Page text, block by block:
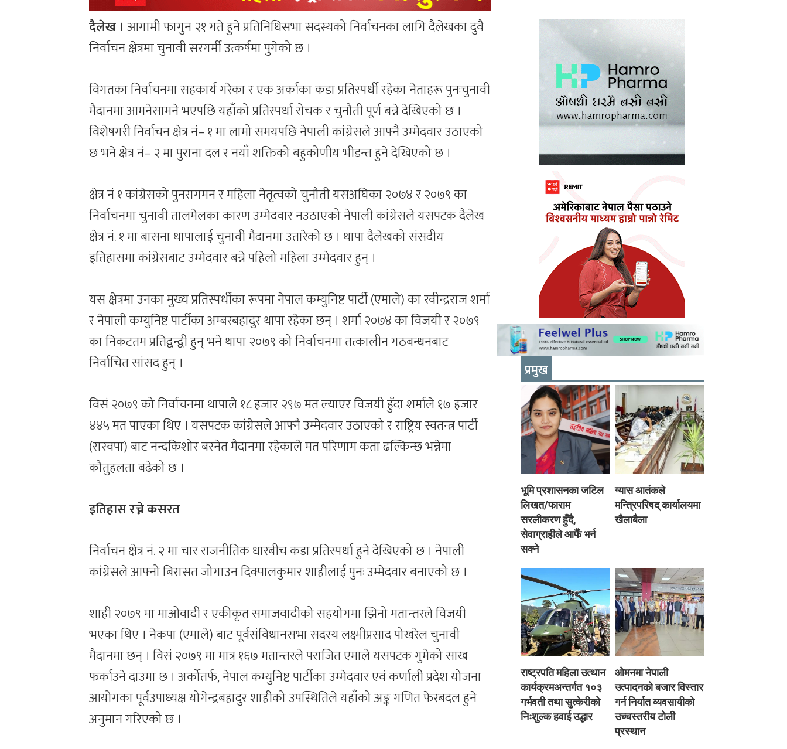
दैलेख । आगामी फागुन २१ गते हुने प्रतिनिधिसभा सदस्यको निर्वाचनका लागि दैलेखका दुवै
निर्वाचन क्षेत्रमा चुनावी सरगर्मी उत्कर्षमा पुगेको छ ।
विगतका निर्वाचनमा सहकार्य गरेका र एक अर्काका कडा प्रतिस्पर्धी रहेका नेताहरू पुनःचुनावी
मैदानमा आमनेसामने भएपछि यहाँको प्रतिस्पर्धा रोचक र चुनौती पूर्ण बन्ने देखिएको छ ।
विशेषगरी निर्वाचन क्षेत्र नं– १ मा लामो समयपछि नेपाली कांग्रेसले आफ्नै उम्मेदवार उठाएको
छ भने क्षेत्र नं– २ मा पुराना दल र नयाँ शक्तिको बहुकोणीय भीडन्त हुने देखिएको छ ।
क्षेत्र नं १ कांग्रेसको पुनरागमन र महिला नेतृत्वको चुनौती यसअघिका २०७४ र २०७९ का
निर्वाचनमा चुनावी तालमेलका कारण उम्मेदवार नउठाएको नेपाली कांग्रेसले यसपटक दैलेख
क्षेत्र नं. १ मा बासना थापालाई चुनावी मैदानमा उतारेको छ । थापा दैलेखको संसदीय
इतिहासमा कांग्रेसबाट उम्मेदवार बन्ने पहिलो महिला उम्मेदवार हुन् ।
यस क्षेत्रमा उनका मुख्य प्रतिस्पर्धीका रूपमा नेपाल कम्युनिष्ट पार्टी (एमाले) का रवीन्द्रराज शर्मा
र नेपाली कम्युनिष्ट पार्टीका अम्बरबहादुर थापा रहेका छन् । शर्मा २०७४ का विजयी र २०७९
का निकटतम प्रतिद्वन्द्वी हुन् भने थापा २०७९ को निर्वाचनमा तत्कालीन गठबन्धनबाट
निर्वाचित सांसद हुन् ।
विसं २०७९ को निर्वाचनमा थापाले १८ हजार २९७ मत ल्याएर विजयी हुँदा शर्माले १७ हजार
४४५ मत पाएका थिए । यसपटक कांग्रेसले आफ्नै उम्मेदवार उठाएको र राष्ट्रिय स्वतन्त्र पार्टी
(रास्वपा) बाट नन्दकिशोर बस्नेत मैदानमा रहेकाले मत परिणाम कता ढल्किन्छ भन्नेमा
कौतुहलता बढेको छ ।
इतिहास रच्ने कसरत
निर्वाचन क्षेत्र नं. २ मा चार राजनीतिक धारबीच कडा प्रतिस्पर्धा हुने देखिएको छ । नेपाली
कांग्रेसले आफ्नो बिरासत जोगाउन दिक्पालकुमार शाहीलाई पुनः उम्मेदवार बनाएको छ ।
शाही २०७९ मा माओवादी र एकीकृत समाजवादीको सहयोगमा झिनो मतान्तरले विजयी
भएका थिए । नेकपा (एमाले) बाट पूर्वसंविधानसभा सदस्य लक्ष्मीप्रसाद पोखरेल चुनावी
मैदानमा छन् । विसं २०७९ मा मात्र १६७ मतान्तरले पराजित एमाले यसपटक गुमेको साख
फर्काउने दाउमा छ । अर्कोतर्फ, नेपाल कम्युनिष्ट पार्टीका उम्मेदवार एवं कर्णाली प्रदेश योजना
आयोगका पूर्वउपाध्यक्ष योगेन्द्रबहादुर शाहीको उपस्थितिले यहाँको अङ्क गणित फेरबदल हुने
अनुमान गरिएको छ ।
प्रमुख
भूमि प्रशासनका जटिल
लिखत/फाराम
सरलीकरण हुँदै,
सेवाग्राहीले आफैँ भर्न
सक्ने
ग्यास आतंकले
मन्त्रिपरिषद् कार्यालयमा
खैलाबैला
राष्ट्रपति महिला उत्थान
कार्यक्रमअन्तर्गत १०३
गर्भवती तथा सुत्केरीको
निःशुल्क हवाई उद्धार
ओमनमा नेपाली
उत्पादनको बजार विस्तार
गर्न निर्यात व्यवसायीको
उच्चस्तरीय टोली
प्रस्थान